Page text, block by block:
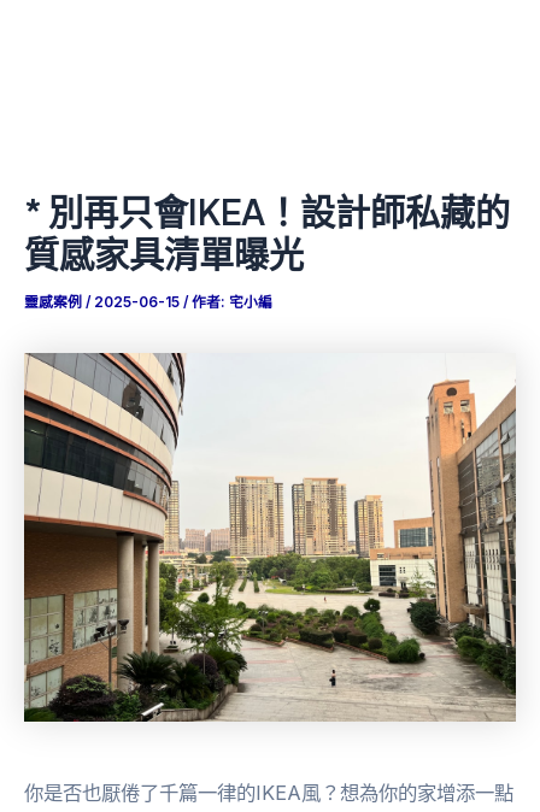
* 別再只會IKEA！設計師私藏的
質感家具清單曝光
靈感案例 / 2025-06-15 / 作者: 宅小編
你是否也厭倦了千篇一律的IKEA風？想為你的家增添一點